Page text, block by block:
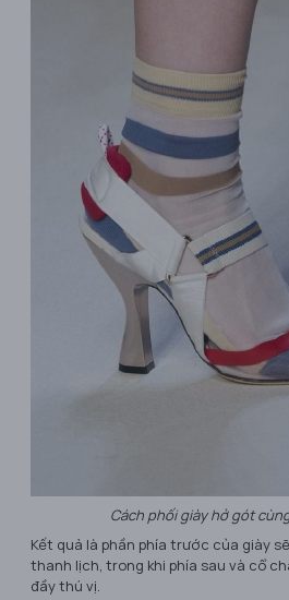
Cách phối giày hở gót
Kết quả là phần phía trước của giày
thanh lịch, trong khi phía sau và cổ
đầy thú vị.